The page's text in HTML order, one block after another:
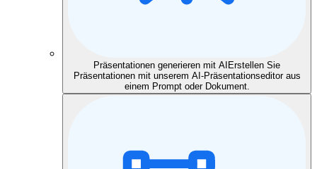
Präsentationen generieren mit AI Erstellen Sie
Präsentationen mit unserem AI-Präsentationseditor aus
einem Prompt oder Dokument.